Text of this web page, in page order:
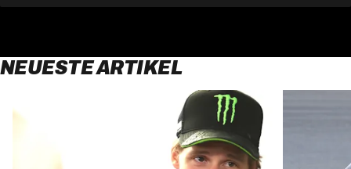
NEUESTE ARTIKEL